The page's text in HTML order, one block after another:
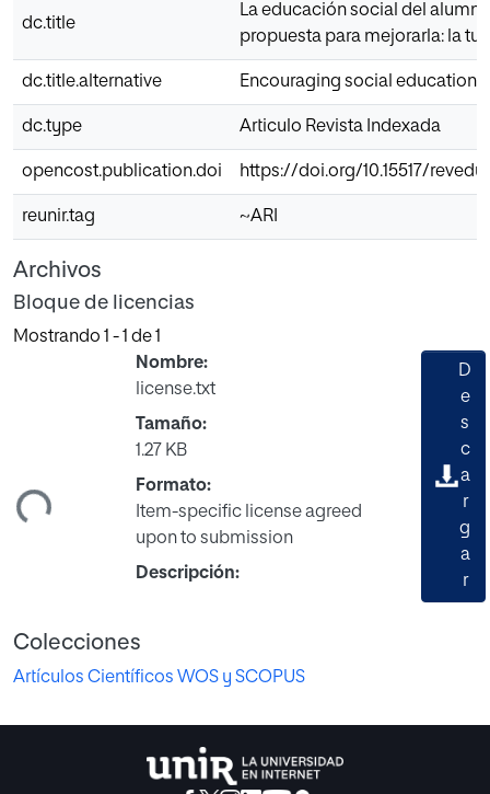
dc.title
La educación social del
propuesta para mejorarla: la
dc.title.alternative Encouraging social education
dc.type Articulo Revista Indexada
opencost.publication.doi https://doi.org/10.15517/
reunir.tag ~ARI
Archivos
Bloque de licencias
Mostrando 1 - 1 de 1
Nombre:
license.txt
Tamaño:
1.27 KB
Formato:
Item-specific license agreed
upon to submission
Descripción:
D
e
s
c
a
r
g
a
r
Colecciones
Artículos Científicos WOS y SCOPUS